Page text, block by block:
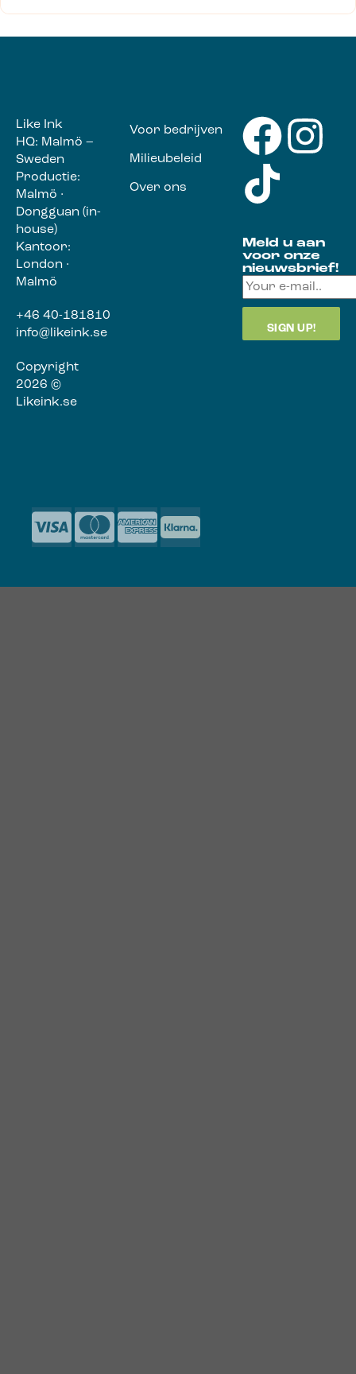
Like Ink
HQ: Malmö –
Sweden
Productie:
Malmö ·
Dongguan (in-
house)
Kantoor:
London ·
Malmö
+46 40-181810
info@likeink.se
Copyright
2026 ©
Likeink.se
Voor bedrijven
Milieubeleid
Over ons
Meld u aan
voor onze
nieuwsbrief!